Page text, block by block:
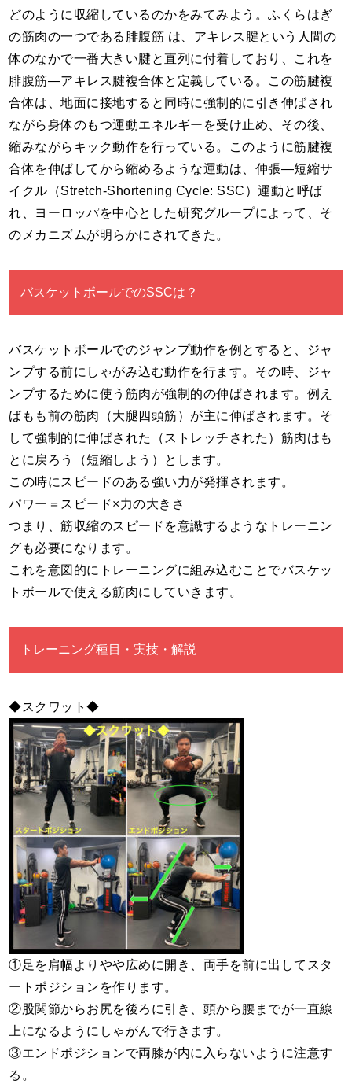
どのように収縮しているのかをみてみよう。ふくらはぎ
の筋肉の一つである腓腹筋 は、アキレス腱という人間の
体のなかで一番大きい腱と直列に付着しており、これを
腓腹筋―アキレス腱複合体と定義している。この筋腱複
合体は、地面に接地すると同時に強制的に引き伸ばされ
ながら身体のもつ運動エネルギーを受け止め、その後、
縮みながらキック動作を行っている。このように筋腱複
合体を伸ばしてから縮めるような運動は、伸張―短縮サ
イクル（Stretch-Shortening Cycle: SSC）運動と呼ば
れ、ヨーロッパを中心とした研究グループによって、そ
のメカニズムが明らかにされてきた。
バスケットボールでのSSCは？
バスケットボールでのジャンプ動作を例とすると、ジャ
ンプする前にしゃがみ込む動作を行ます。その時、ジャ
ンプするために使う筋肉が強制的の伸ばされます。例え
ばもも前の筋肉（大腿四頭筋）が主に伸ばされます。そ
して強制的に伸ばされた（ストレッチされた）筋肉はも
とに戻ろう（短縮しよう）とします。
この時にスピードのある強い力が発揮されます。
パワー＝スピード×力の大きさ
つまり、筋収縮のスピードを意識するようなトレーニン
グも必要になります。
これを意図的にトレーニングに組み込むことでバスケッ
トボールで使える筋肉にしていきます。
トレーニング種目・実技・解説
◆スクワット◆
①足を肩幅よりやや広めに開き、両手を前に出してスタ
ートポジションを作ります。
②股関節からお尻を後ろに引き、頭から腰までが一直線
上になるようにしゃがんで行きます。
③エンドポジションで両膝が内に入らないように注意す
る。